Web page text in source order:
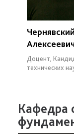
Доцент,
технических
Кафедра